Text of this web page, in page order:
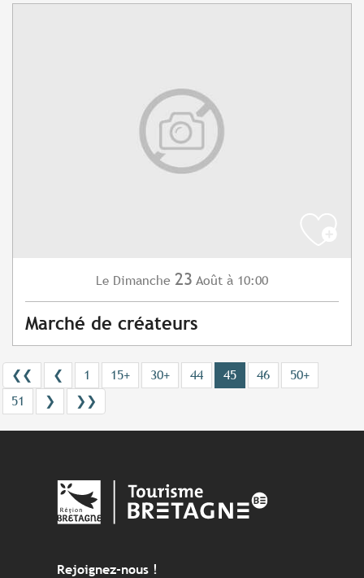
Le Dimanche 23 Août à 10:00
Marché de créateurs
❮❮ ❮ 1 15+ 30+ 44 45 46
50+
51
❯ ❯❯
Rejoignez-nous !